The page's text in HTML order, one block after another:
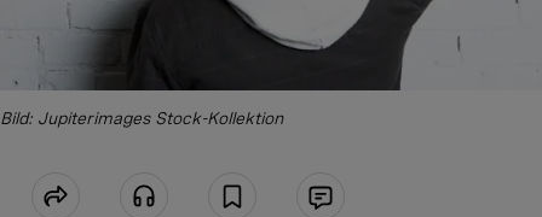
Bild: Jupiterimages Stock-Kollektion